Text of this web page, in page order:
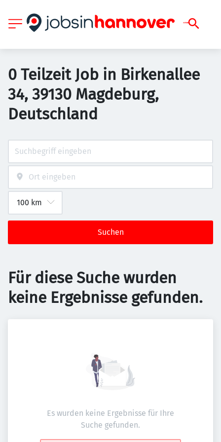
0 Teilzeit Job in Birkenallee
34, 39130 Magdeburg,
Deutschland
Suchen
Für diese Suche wurden
keine Ergebnisse gefunden.
Es wurden keine Ergebnisse für Ihre
Suche gefunden.